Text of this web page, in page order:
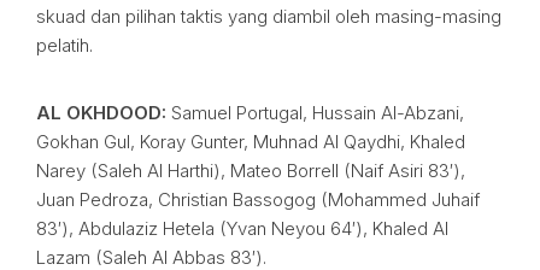
skuad dan pilihan taktis yang diambil oleh masing-masing
pelatih.
AL OKHDOOD: Samuel Portugal, Hussain Al-Abzani,
Gokhan Gul, Koray Gunter, Muhnad Al Qaydhi, Khaled
Narey (Saleh Al Harthi), Mateo Borrell (Naif Asiri 83′),
Juan Pedroza, Christian Bassogog (Mohammed Juhaif
83′), Abdulaziz Hetela (Yvan Neyou 64′), Khaled Al
Lazam (Saleh Al Abbas 83′).